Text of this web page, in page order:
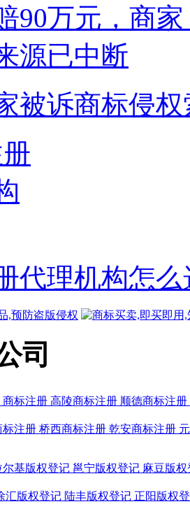
被诉商标侵
代理机构怎么
司
标注册 高陵商标注册 顺德商标注册
标注册 桥西商标注册 乾安商标注册
尔基版权登记 邕宁版权登记 麻豆版权
汇版权登记 陆丰版权登记 正阳版权